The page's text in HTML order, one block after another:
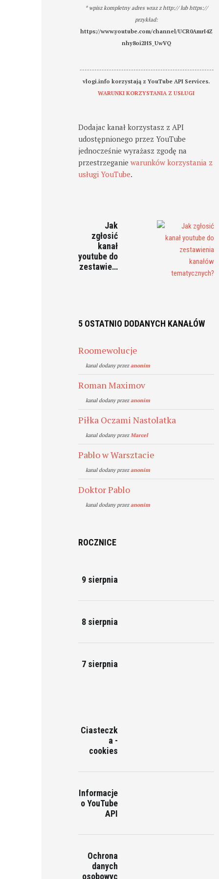
* wpisz kompletny adres wraz z http:// lub https://
przykład:
https://www.youtube.com/channel/UCR0AmrI4Z
nhy8oi2HS_UwVQ
-------------------------------------------------------
vlogi.info korzystają z YouTube API Services.
WARUNKI KORZYSTANIA Z USŁUGI
Dodajac kanał korzystasz z API
udostępnionego przez YouTube
jednocześnie wyrażasz zgodę na
przestrzeganiewarunków korzystania z
usługi YouTube.
Jak
zgłosić
kanał
youtube do
zestawie…
5 OSTATNIO DODANYCH KANAŁÓW
Roomewolucje
kanal dodany przezanonim
Roman Maximov
kanal dodany przezanonim
Piłka Oczami Nastolatka
kanal dodany przezMarcel
Pablo w Warsztacie
kanal dodany przezanonim
Doktor Pablo
kanal dodany przezanonim
ROCZNICE
9 sierpnia
8 sierpnia
7 sierpnia
Ciasteczk
a -
cookies
Informacje
o YouTube
API
Ochrona
danych
osobowyc